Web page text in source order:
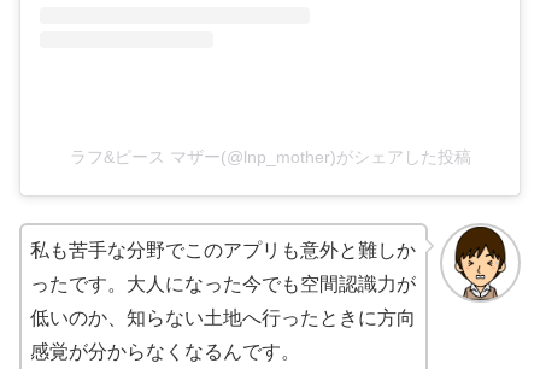
ラフ&ピース マザー(@lnp_mother)がシェアした投稿
私も苦手な分野でこのアプリも意外と難しか
ったです。大人になった今でも空間認識力が
低いのか、知らない土地へ行ったときに方向
感覚が分からなくなるんです。